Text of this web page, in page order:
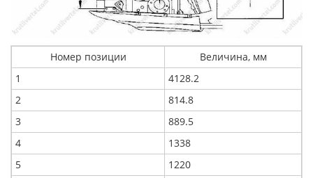
Номер позиции
Величина, мм
1
4128.2
2
814.8
3
889.5
4
1338
5
1220